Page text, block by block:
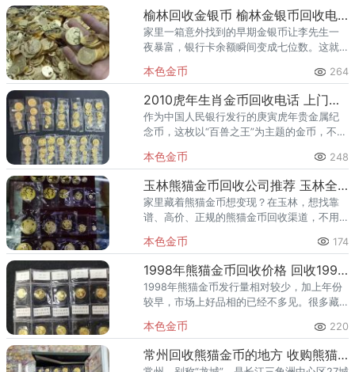
么，你知道黄河文化第1
榆林回收金银币 榆林金银币回收电话
家里一箱意外找到的早期金银币让李先生一
夜暴富，银行卡余额瞬间变成七位数。这就
家中小小的金银币，但如果您发现家中有金
银币的话，恭喜您，您的财富也
本色金币 264
2010虎年生肖金币回收电话 上门回收2010虎年生肖金币
作为中国人民银行发行的庚寅虎年贵金属纪
念币，这枚以“百兽之王”为主题的金币，不仅
计，在收藏市场备受青睐。其价值远非普通
金料可比，具体价格取决于规
本色金币 248
玉林熊猫金币回收公司推荐 玉林全区域高价回收熊猫金银币
家里藏着熊猫金币想变现？在玉林，想找靠
谱、高价、正规的熊猫金币回收渠道，不用
碑好的熊猫金币回收公司，覆盖玉林玉州
区、福绵区、北流市、容县、陆川
本色金币 174
1998年熊猫金币回收价格 回收1998年熊猫金币的正规渠道
1998年熊猫金币发行量相对较少，加上年份
较早，市场上好品相的已经不多见。很多藏
不正规的商家压价。本文不绕弯子，直接用
最通俗的方式告诉你：
本色金币 220
常州回收熊猫金币的地方 收购熊猫金币正规渠道